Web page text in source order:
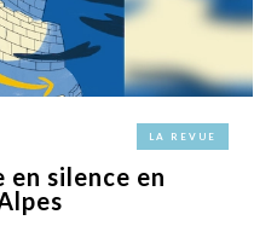
LA REVUE
en silence en